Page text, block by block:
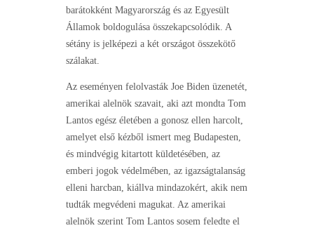
barátokként Magyarország és az Egyesült
Államok boldogulása összekapcsolódik. A
sétány is jelképezi a két országot összekötő
szálakat.
Az eseményen felolvasták Joe Biden üzenetét,
amerikai alelnök szavait, aki azt mondta Tom
Lantos egész életében a gonosz ellen harcolt,
amelyet első kézből ismert meg Budapesten,
és mindvégig kitartott küldetésében, az
emberi jogok védelmében, az igazságtalanság
elleni harcban, kiállva mindazokért, akik nem
tudták megvédeni magukat. Az amerikai
alelnök szerint Tom Lantos sosem feledte el